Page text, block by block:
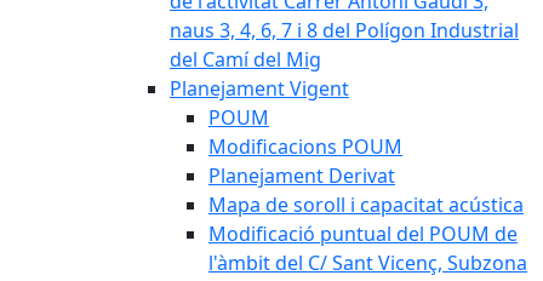
naus 3, 4, 6, 7 i 8 del Polígon Industrial
del Camí del Mig
Planejament Vigent
POUM
Modificacions POUM
Planejament Derivat
Mapa de soroll i capacitat acústica
Modificació puntual del POUM de
l'àmbit del C/ Sant Vicenç, Subzona